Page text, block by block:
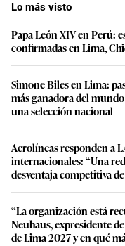
Lo más visto
Papa León XIV en Perú:
confirmadas en Lima,
Simone Biles en Lima:
más ganadora del
una selección nacional
Aerolíneas responden a
internacionales: “Una
desventaja competitiva
“La organización está
Neuhaus, expresidente
de Lima 2027 y en qué